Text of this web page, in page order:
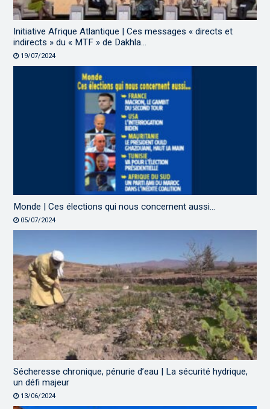
Initiative Afrique Atlantique | Ces messages « directs et
indirects » du « MTF » de Dakhla…
19/07/2024
Monde | Ces élections qui nous concernent aussi…
05/07/2024
Sécheresse chronique, pénurie d’eau | La sécurité hydrique,
un défi majeur
13/06/2024